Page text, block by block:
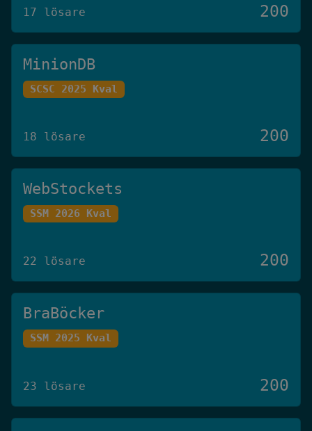
17 lösare 200
MinionDB
SCSC 2025 Kval
18 lösare 200
WebStockets
SSM 2026 Kval
22 lösare 200
BraBöcker
SSM 2025 Kval
23 lösare 200